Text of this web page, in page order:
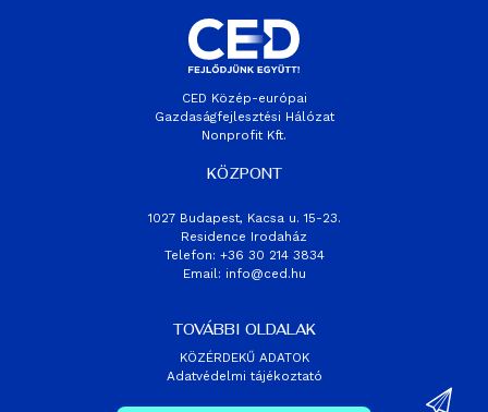
CED Közép-európai
Gazdaságfejlesztési Hálózat
Nonprofit Kft.
KÖZPONT
1027 Budapest, Kacsa u. 15-23.
Residence Irodaház
Telefon: +36 30 214 3834
Email: info@ced.hu
TOVÁBBI OLDALAK
KÖZÉRDEKŰ ADATOK
Adatvédelmi tájékoztató